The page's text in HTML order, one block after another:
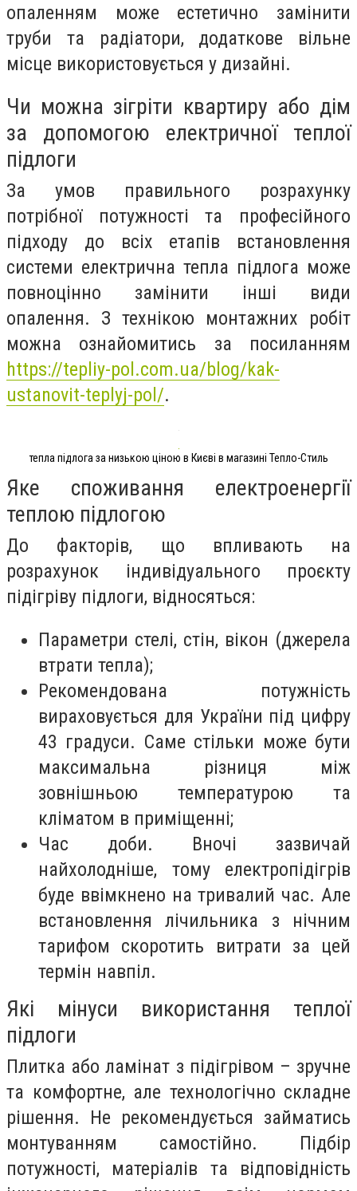
опаленням може естетично замінити
труби та радіатори, додаткове вільне
місце використовується у дизайні.
Чи можна зігріти квартиру або дім
за допомогою електричної теплої
підлоги
За умов правильного розрахунку
потрібної потужності та професійного
підходу до всіх етапів встановлення
системи електрична тепла підлога може
повноцінно замінити інші види
опалення. З технікою монтажних робіт
можна ознайомитись за посиланням
https://tepliy-pol.com.ua/blog/kak-
ustanovit-teplyj-pol/.
тепла підлога за низькою ціною в Києві в магазині Тепло-Стиль
Яке споживання електроенергії
теплою підлогою
До факторів, що впливають на
розрахунок індивідуального проєкту
підігріву підлоги, відносяться:
Параметри стелі, стін, вікон (джерела
втрати тепла);
Рекомендована потужність
вираховується для України під цифру
43 градуси. Саме стільки може бути
максимальна різниця між
зовнішньою температурою та
кліматом в приміщенні;
Час доби. Вночі зазвичай
найхолодніше, тому електропідігрів
буде ввімкнено на тривалий час. Але
встановлення лічильника з нічним
тарифом скоротить витрати за цей
термін навпіл.
Які мінуси використання теплої
підлоги
Плитка або ламінат з підігрівом – зручне
та комфортне, але технологічно складне
рішення. Не рекомендується займатись
монтуванням самостійно. Підбір
потужності, матеріалів та відповідність